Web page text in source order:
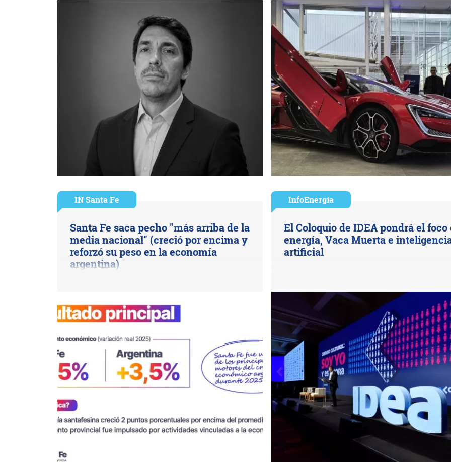
IN Santa Fe
Santa Fe saca pecho "más arriba de la
media nacional" (creció por encima y
reforzó su peso en la economía
argentina)
InfoEnergía
El Coloquio de IDEA pondrá el foco
energía, Vaca Muerta e
artificial